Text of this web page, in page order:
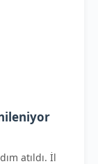
atıldı. İl